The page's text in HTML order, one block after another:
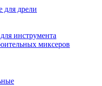
дрели
инструмента
миксеров